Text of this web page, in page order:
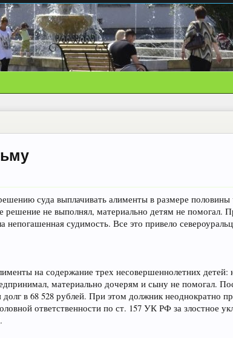
суда выплачивать алименты в размере
решение не выполнял, материально детям не
судимость. Все это привело
на содержание трех несовершеннолетних
материально дочерям и сыну не помогал.
в 68 528 рублей. При этом должник неоднократно
ответственности по ст. 157 УК РФ за злостное